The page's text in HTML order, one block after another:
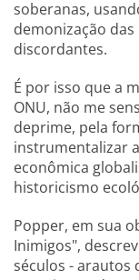
soberanas,
demonização
discordantes.
É por isso que a
ONU, não me
deprime, pela
instrumentalizar
econômica
historicismo
Popper, em sua
Inimigos",
séculos - arautos